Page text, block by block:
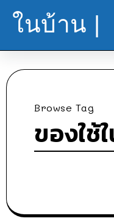
ในบ้าน |
Browse Tag
ของใช้